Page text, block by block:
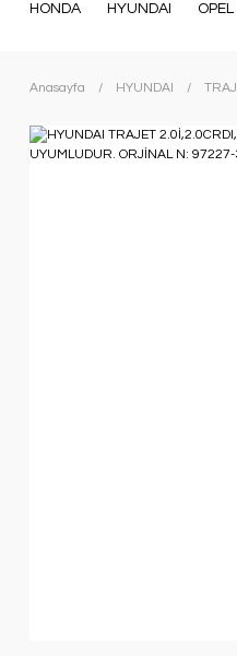
HONDA HYUNDAI OPEL
Anasayfa HYUNDAI